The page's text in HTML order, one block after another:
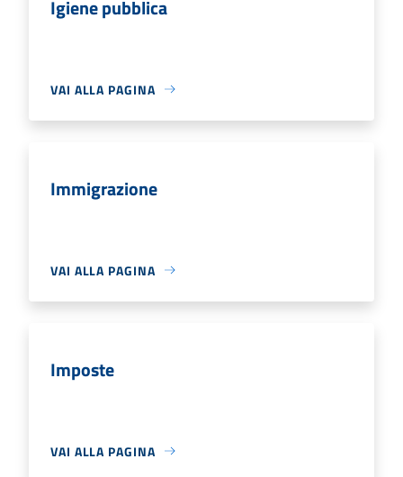
Igiene pubblica
VAI ALLA PAGINA
Immigrazione
VAI ALLA PAGINA
Imposte
VAI ALLA PAGINA